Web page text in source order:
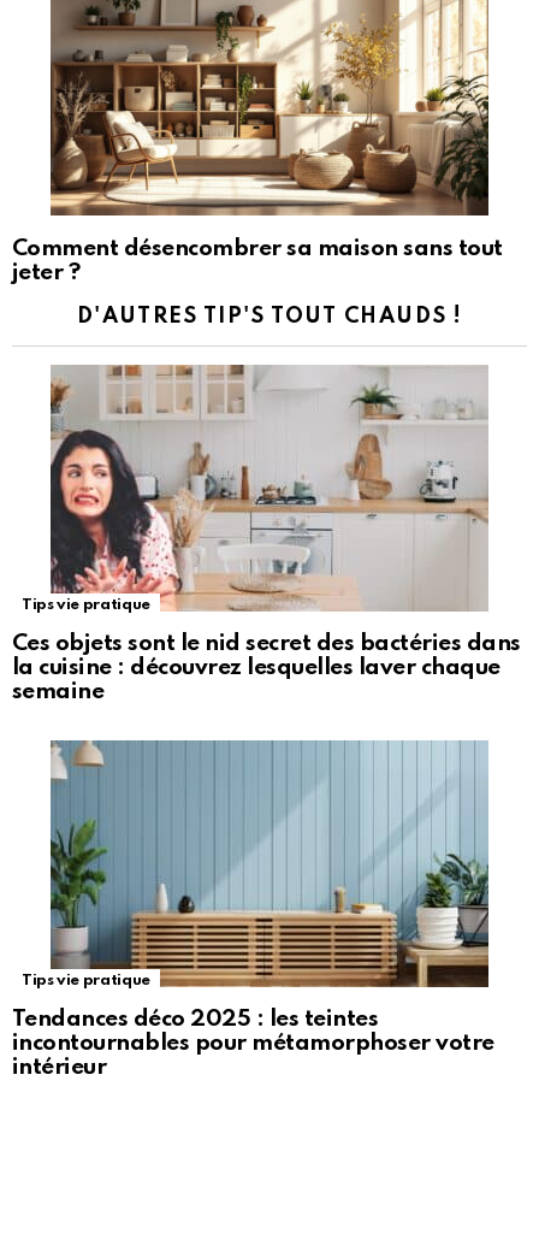
Comment désencombrer sa maison sans tout
jeter ?
D'AUTRES TIP'S TOUT CHAUDS !
Tips vie pratique
Ces objets sont le nid secret des bactéries dans
la cuisine : découvrez lesquelles laver chaque
semaine
Tips vie pratique
Tendances déco 2025 : les teintes
incontournables pour métamorphoser votre
intérieur